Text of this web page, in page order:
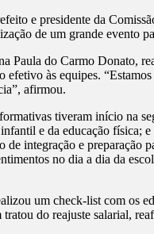
e presidente da
de um grande evento
Paula do Carmo Donato,
efetivo às equipes.
afirmou.
tiveram início na
e da educação física;
de integração e
no dia a dia da
um check-list com os
do reajuste salarial,